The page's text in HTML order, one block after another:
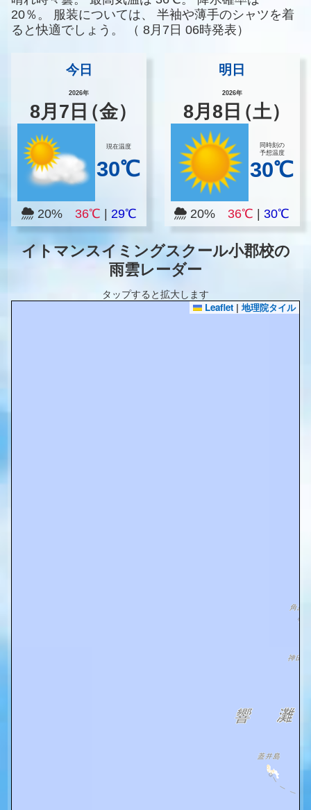
20％。
服装については、
半袖や薄手のシャツを着
ると快適でしょう。
（ 8月7日 06時発表）
今日
2026年
8月 7 日（金）
現在温度
30℃
20% 36℃ 29℃
明日
2026年
8月8 日（土）
同時刻の
予想温度
30℃
20%36℃ |30℃
イトマンスイミングスクール小郡校の
雨雲レーダー
タップすると拡大します
Leaflet | 地理院タイル